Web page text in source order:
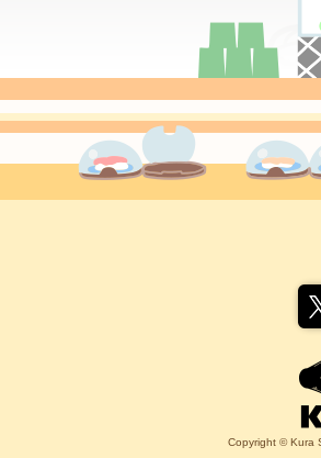
Copyright © Kura